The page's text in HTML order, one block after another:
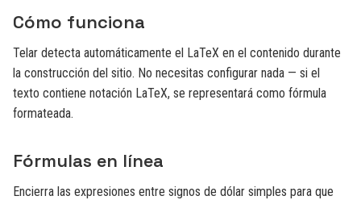
Cómo funciona
Telar detecta automáticamente el LaTeX en el contenido durante
la construcción del sitio. No necesitas configurar nada — si el
texto contiene notación LaTeX, se representará como fórmula
formateada.
Fórmulas en línea
Encierra las expresiones entre signos de dólar simples para que